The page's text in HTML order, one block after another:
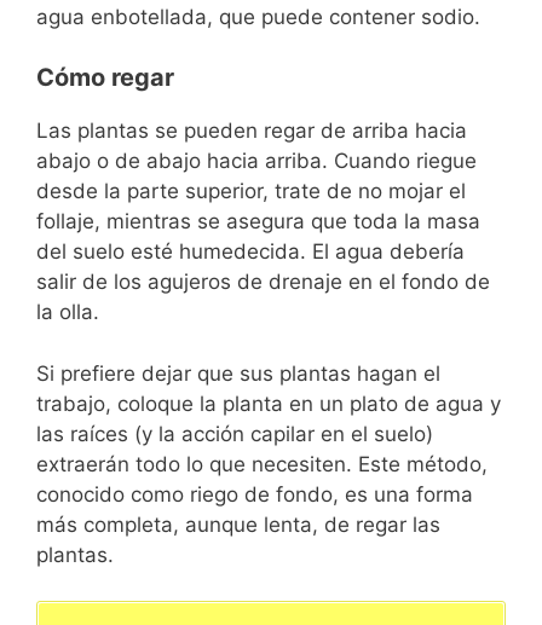
agua enbotellada, que puede contener sodio.
Cómo regar
Las plantas se pueden regar de arriba hacia
abajo o de abajo hacia arriba. Cuando riegue
desde la parte superior, trate de no mojar el
follaje, mientras se asegura que toda la masa
del suelo esté humedecida. El agua debería
salir de los agujeros de drenaje en el fondo de
la olla.
Si prefiere dejar que sus plantas hagan el
trabajo, coloque la planta en un plato de agua y
las raíces (y la acción capilar en el suelo)
extraerán todo lo que necesiten. Este método,
conocido como riego de fondo, es una forma
más completa, aunque lenta, de regar las
plantas.